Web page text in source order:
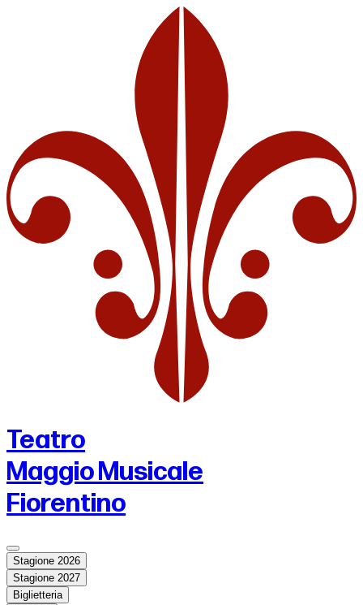
Teatro
Maggio Musicale
Fiorentino
Stagione 2026
Stagione 2027
Biglietteria